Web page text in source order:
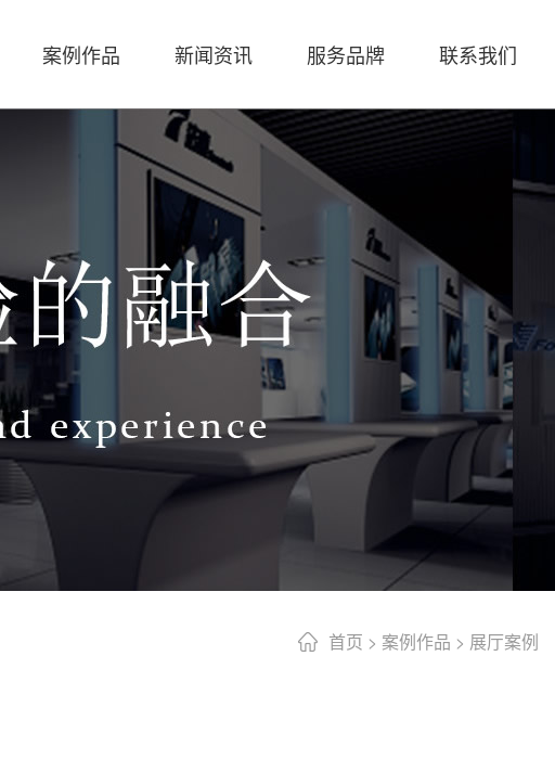
案例作品 新闻资讯 服务品牌 联系我们
首页 > 案例作品 > 展厅案例